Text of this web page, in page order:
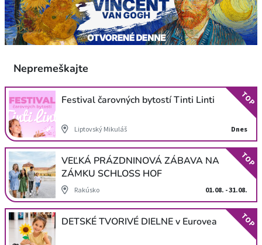
Nepremeškajte
Festival čarovných bytostí Tinti Linti
Liptovský Mikuláš Dnes
TOP
VEĽKÁ PRÁZDNINOVÁ ZÁBAVA NA
ZÁMKU SCHLOSS HOF
Rakúsko 01.08. - 31.08.
TOP
DETSKÉ TVORIVÉ DIELNE v Eurovea TOP